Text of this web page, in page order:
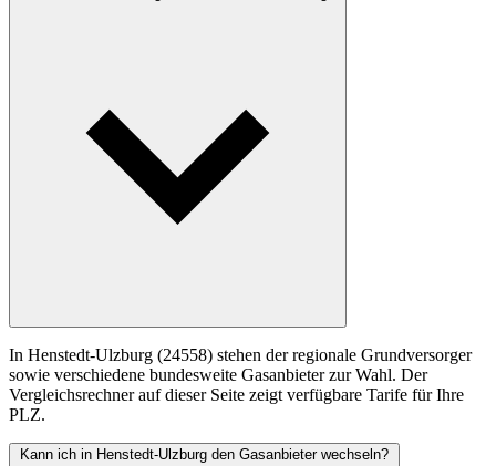
In Henstedt-Ulzburg (24558) stehen der regionale Grundversorger
sowie verschiedene bundesweite Gasanbieter zur Wahl. Der
Vergleichsrechner auf dieser Seite zeigt verfügbare Tarife für Ihre
PLZ.
Kann ich in Henstedt-Ulzburg den Gasanbieter wechseln?